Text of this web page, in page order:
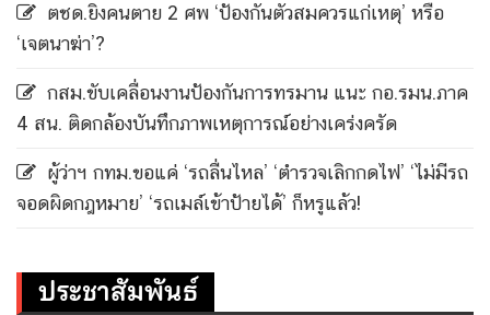
ตชด.ยิงคนตาย 2 ศพ ‘ป้องกันตัวสมควรแก่เหตุ’ หรือ
‘เจตนาฆ่า’?
กสม.ขับเคลื่อนงานป้องกันการทรมาน แนะ กอ.รมน.ภาค
4 สน. ติดกล้องบันทึกภาพเหตุการณ์อย่างเคร่งครัด
ผู้ว่าฯ กทม.ขอแค่ ‘รถลื่นไหล’ ‘ตำรวจเลิกกดไฟ’ ‘ไม่มีรถ
จอดผิดกฎหมาย’ ‘รถเมล์เข้าป้ายได้’ ก็หรูแล้ว!
ประชาสัมพันธ์